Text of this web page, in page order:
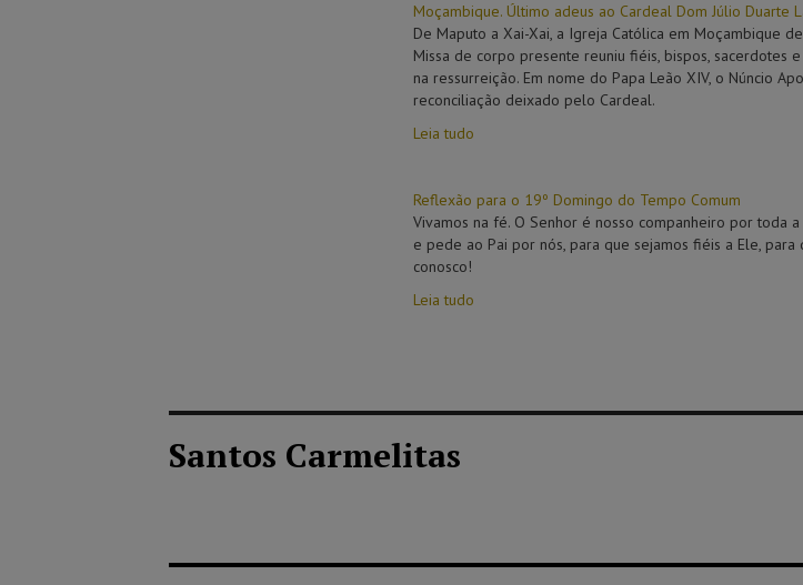
Moçambique. Último adeus ao Cardeal Dom Júlio Duarte
De Maputo a Xai-Xai, a Igreja Católica em Moçambique
Missa de corpo presente reuniu fiéis, bispos, sacerdotes
na ressurreição. Em nome do Papa Leão XIV, o Núncio
reconciliação deixado pelo Cardeal.
Leia tudo
Reflexão para o 19º Domingo do Tempo Comum
Vivamos na fé. O Senhor é nosso companheiro por toda
e pede ao Pai por nós, para que sejamos fiéis a Ele,
conosco!
Leia tudo
Santos Carmelitas